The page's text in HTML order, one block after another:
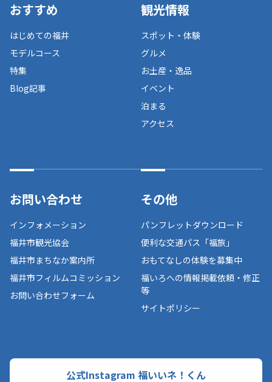
おすすめ
はじめての福井
モデルコース
特集
Blog記事
観光情報
スポット・体験
グルメ
お土産・逸品
イベント
泊まる
アクセス
お問い合わせ
インフォメーション
福井市観光協会
福井市まちなか案内所
福井市フィルムコミッション
お問い合わせフォーム
その他
パンフレットダウンロード
便利な交通パス「福旅」
おもてなしの体験を募集中
福いろへの情報掲載依頼・修正
等
サイトポリシー
公式Instagram 福いいネ！くん